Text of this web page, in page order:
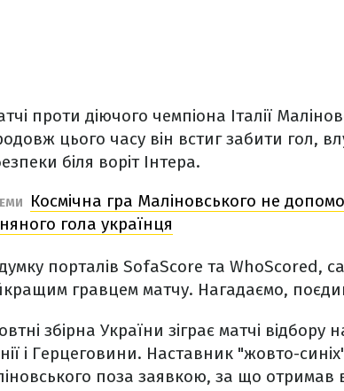
проти діючого чемпіона Італії
цього часу він встиг забити гол,
біля воріт Інтера.
Космічна гра Маліновського не
гола українця
порталів SofaScore та WhoScored,
гравцем матчу. Нагадаємо,
збірна України зіграє матчі відбору
і Герцеговини. Наставник "жовто-
поза заявкою, за що отримав